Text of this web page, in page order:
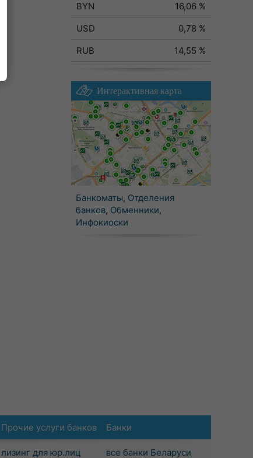
BYN
16,06 %
USD
0,78 %
RUB
14,55 %
Интерактивная карта
Банкоматы, Отделения
банков, Обменники,
Инфокиоски
Прочие услуги банков
лизинг для юр.лиц
Банки
все банки Беларуси